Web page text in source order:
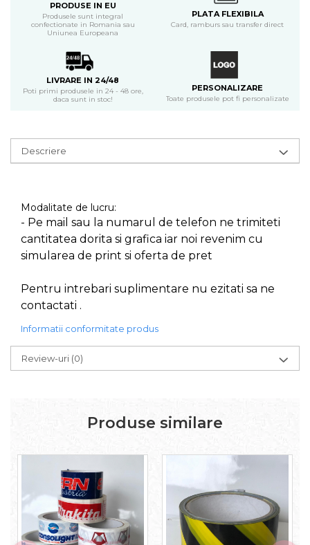
PRODUSE IN EU
Produsele sunt integral
confectionate in Romania sau
Uniunea Europeana
PLATA FLEXIBILA
Card, ramburs sau transfer direct
LIVRARE IN 24/48
Poti primi produsele in 24 - 48 ore,
daca sunt in stoc!
PERSONALIZARE
Toate produsele pot fi personalizate
Descriere
Modalitate de lucru:
- Pe mail sau la numarul de telefon ne trimiteti
cantitatea dorita si grafica iar noi revenim cu
simularea de print si oferta de pret
Pentru intrebari suplimentare nu ezitati sa ne
contactati .
Informatii conformitate produs
Review-uri (0)
Produse similare